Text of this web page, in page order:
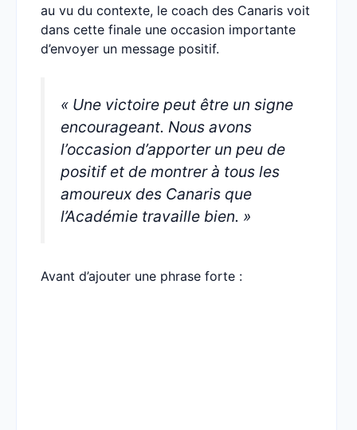
au vu du contexte, le coach des Canaris voit
dans cette finale une occasion importante
d’envoyer un message positif.
« Une victoire peut être un signe
encourageant. Nous avons
l’occasion d’apporter un peu de
positif et de montrer à tous les
amoureux des Canaris que
l’Académie travaille bien. »
Avant d’ajouter une phrase forte :